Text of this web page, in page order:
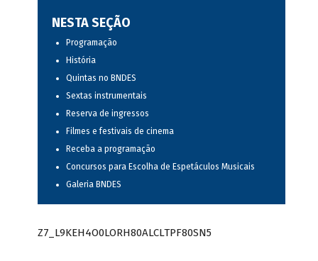
NESTA SEÇÃO
Programação
História
Quintas no BNDES
Sextas instrumentais
Reserva de ingressos
Filmes e festivais de cinema
Receba a programação
Concursos para Escolha de Espetáculos Musicais
Galeria BNDES
Z7_L9KEH4O0LORH80ALCLTPF80SN5